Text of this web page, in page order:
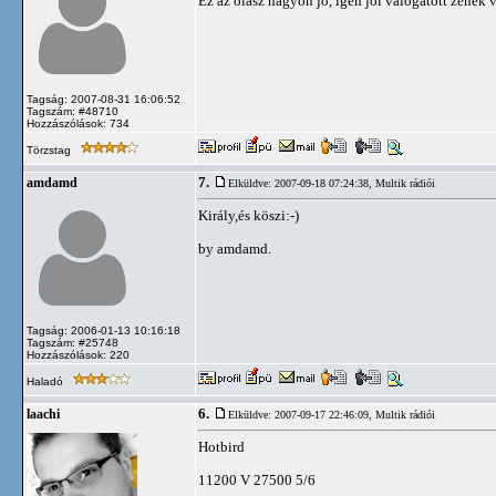
Tagság: 2007-08-31 16:06:52
Tagszám: #48710
Hozzászólások: 734
Törzstag
amdamd
Tagság: 2006-01-13 10:16:18
Tagszám: #25748
Hozzászólások: 220
7. Elküldve: 2007-09-18 07:24:38, Multik rádiói
Király,és köszi:-)
by amdamd.
Haladó
laachi 6. Elküldve: 2007-09-17 22:46:09, Multik rádiói
Hotbird
11200 V 27500 5/6